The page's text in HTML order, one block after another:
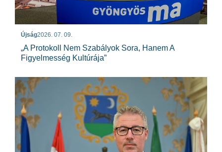
Újság2026. 07. 09.
„A Protokoll Nem Szabályok Sora, Hanem A
Figyelmesség Kultúrája”